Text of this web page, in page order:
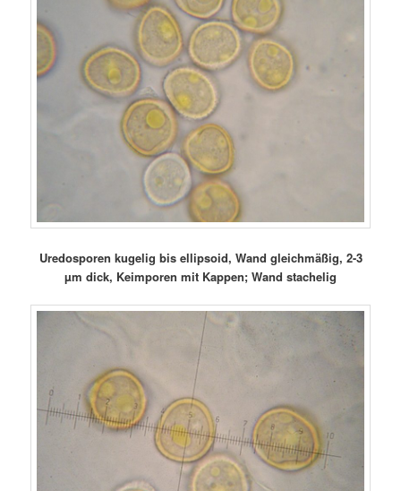
Uredosporen kugelig bis ellipsoid, Wand gleichmäßig, 2-3
µm dick, Keimporen mit Kappen; Wand stachelig